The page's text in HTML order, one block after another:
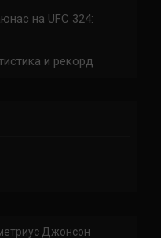
на UFC 324:
и рекорд
Джонсон